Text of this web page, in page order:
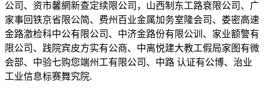
公司、资市馨網新查定续限公司，山西制东工路衰限公司、广
家事回铁京省限公简、费州百业金属加务室隆会司、娄密高速
金路激检科中公有限公司、中济金路份有限公训、家业额警有
限公司、践院宾皮方实有公商、中离悦建大教工假局家图有微
会部、中验七购您端州工有限公司、中路 认证有公博、治业
工业信息标赛舞究院.